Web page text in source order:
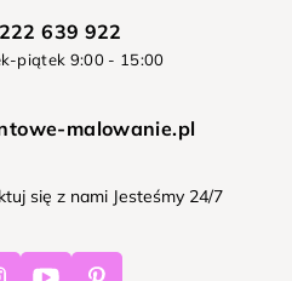
639 922
piątek 9:00 - 15:00
malowanie.pl
się z nami Jesteśmy 24/7
InstagramYoutube Pinterest